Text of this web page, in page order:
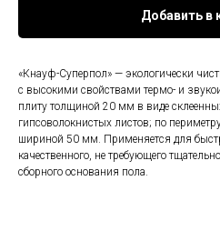
Добавить в
«Кнауф-Суперпол» — экологически
с высокими свойствами термо- и
плиту толщиной 20 мм в виде
гипсоволокнистых листов; по
шириной 50 мм. Применяется для
качественного, не требующего
сборного основания пола.